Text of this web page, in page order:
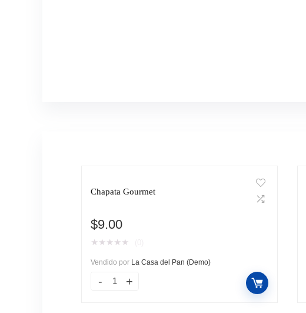
Chapata Gourmet
$9.00
★ ★ ★ ★ ★
Vendido por La Casa del Pan (Demo)